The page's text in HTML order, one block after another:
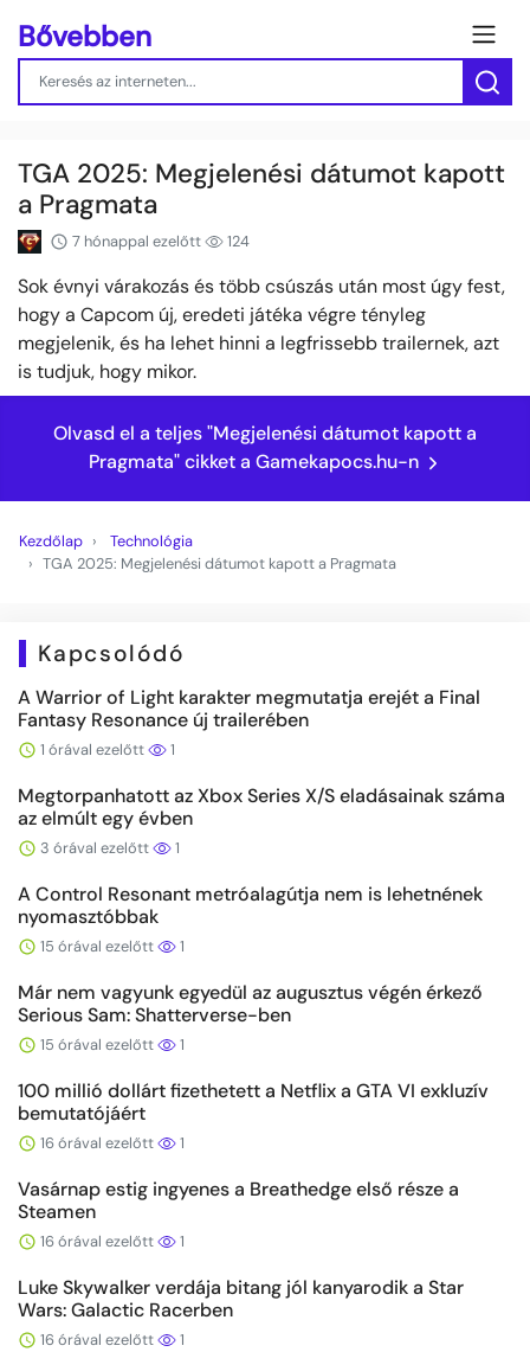
Bővebben
TGA 2025: Megjelenési dátumot kapott
a Pragmata
7 hónappal ezelőtt 124
Sok évnyi várakozás és több csúszás után most úgy fest,
hogy a Capcom új, eredeti játéka végre tényleg
megjelenik, és ha lehet hinni a legfrissebb trailernek, azt
is tudjuk, hogy mikor.
Olvasd el a teljes "Megjelenési dátumot kapott a
Pragmata" cikket a Gamekapocs.hu-n
Kezdőlap
Technológia
TGA 2025: Megjelenési dátumot kapott a Pragmata
Kapcsolódó
A Warrior of Light karakter megmutatja erejét a Final
Fantasy Resonance új trailerében
1 órával ezelőtt 1
Megtorpanhatott az Xbox Series X/S eladásainak száma
az elmúlt egy évben
3 órával ezelőtt 1
A Control Resonant metróalagútja nem is lehetnének
nyomasztóbbak
15 órával ezelőtt 1
Már nem vagyunk egyedül az augusztus végén érkező
Serious Sam: Shatterverse-ben
15 órával ezelőtt 1
100 millió dollárt fizethetett a Netflix a GTA VI exkluzív
bemutatójáért
16 órával ezelőtt 1
Vasárnap estig ingyenes a Breathedge első része a
Steamen
16 órával ezelőtt 1
Luke Skywalker verdája bitang jól kanyarodik a Star
Wars: Galactic Racerben
16 órával ezelőtt 1